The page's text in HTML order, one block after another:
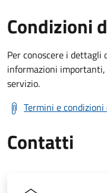
Condizioni
Per conoscere i dettagli
informazioni
servizio.
Termini e
Contatti